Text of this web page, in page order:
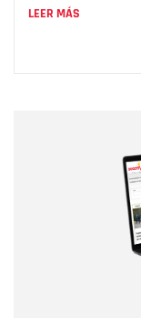
LEER MÁS
Correo
Tipo de